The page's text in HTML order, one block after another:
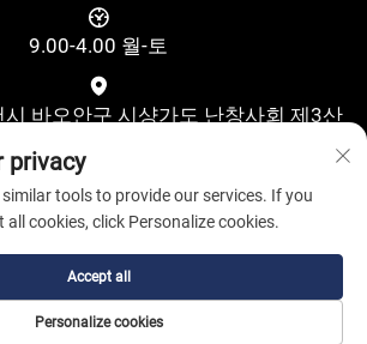
9.00-4.00 월-토
바오안구 시샹가도 난창사회 제3산
Pufa New Energy Co., Ltd. All Rights
Reserved.
privacy
tools to provide our services. If you
cookies, click Personalize cookies.
Personalize cookies
Accept all